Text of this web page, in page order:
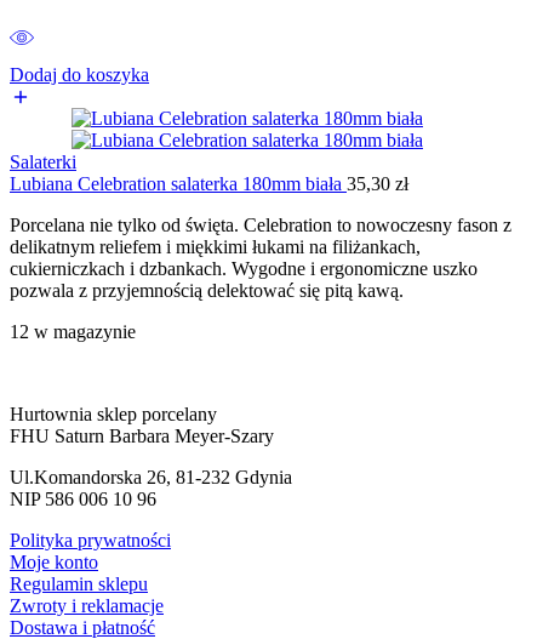
Dodaj do koszyka
Salaterki
Lubiana Celebration salaterka 180mm biała 35,30 zł
Porcelana nie tylko od święta. Celebration to nowoczesny fason z
delikatnym reliefem i miękkimi łukami na filiżankach,
cukierniczkach i dzbankach. Wygodne i ergonomiczne uszko
pozwala z przyjemnością delektować się pitą kawą.
12 w magazynie
Hurtownia sklep porcelany
FHU Saturn Barbara Meyer-Szary
Ul.Komandorska 26, 81-232 Gdynia
NIP 586 006 10 96
Polityka prywatności
Moje konto
Regulamin sklepu
Zwroty i reklamacje
Dostawa i płatność